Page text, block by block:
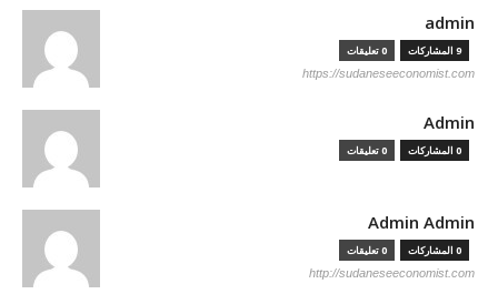
admin
9 المشاركات 0 تعليقات
https://sudaneseeconomist.com
Admin
0 المشاركات 0 تعليقات
Admin Admin
0 المشاركات 0 تعليقات
http://sudaneseeconomist.com